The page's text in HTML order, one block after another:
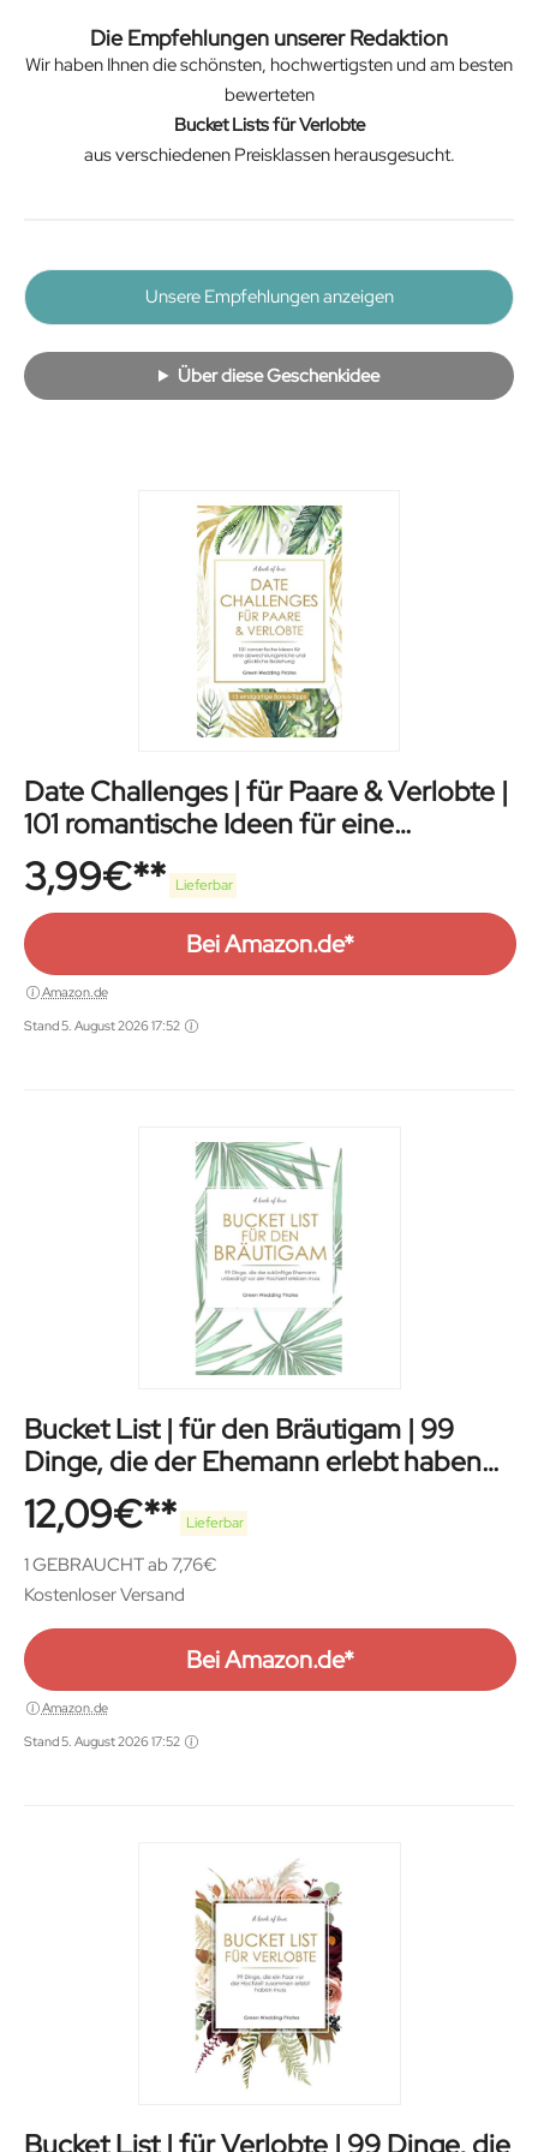
Die Empfehlungen unserer Redaktion
Wir haben Ihnen die schönsten, hochwertigsten und am besten
bewerteten
Bucket Lists für Verlobte
aus verschiedenen Preisklassen herausgesucht.
Unsere Empfehlungen anzeigen
Über diese Geschenkidee
Date Challenges | für Paare & Verlobte |
101 romantische Ideen für eine
Beziehung
3,99€ Lieferbar
Bei Amazon.de*
Amazon.de
Stand 5. August 2026 17:52
Bucket List | für den Bräutigam | 99
Dinge, die der Ehemann erlebt haben
muss
12,09€ Lieferbar
1 GEBRAUCHT ab 7,76€
Kostenloser Versand
Bei Amazon.de*
Amazon.de
Stand 5. August 2026 17:52